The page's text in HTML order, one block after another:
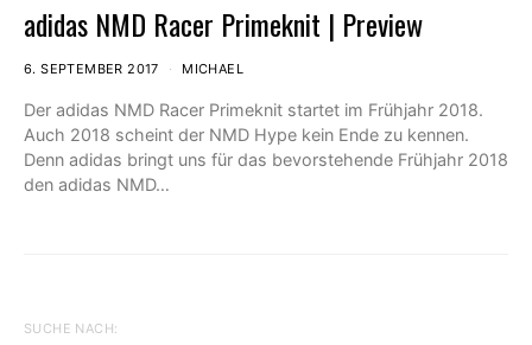
adidas NMD Racer Primeknit | Preview
6. SEPTEMBER 2017 MICHAEL
Der adidas NMD Racer Primeknit startet im Frühjahr 2018.
Auch 2018 scheint der NMD Hype kein Ende zu kennen.
Denn adidas bringt uns für das bevorstehende Frühjahr 2018
den adidas NMD…
SUCHE NACH: